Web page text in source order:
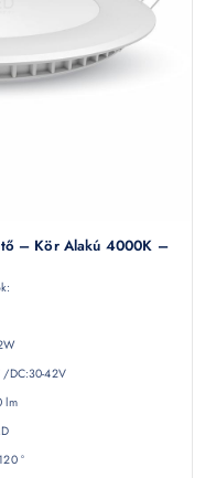
– Kör Alakú 4000K –
/DC:30-42V
lm
°